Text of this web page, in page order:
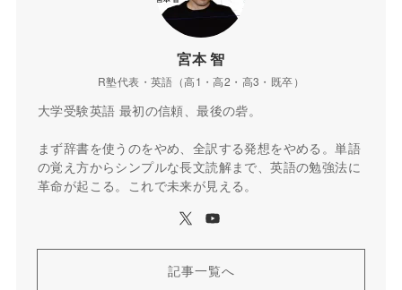
宮本 智
R塾代表・英語（高1・高2・高3・既卒）
大学受験英語 最初の信頼、最後の砦。
まず辞書を使うのをやめ、全訳する発想をやめる。単語
の覚え方からシンプルな長文読解まで、英語の勉強法に
革命が起こる。これで未来が見える。
記事一覧へ